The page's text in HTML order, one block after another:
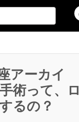
アーカイ
術って、ロ
るの？